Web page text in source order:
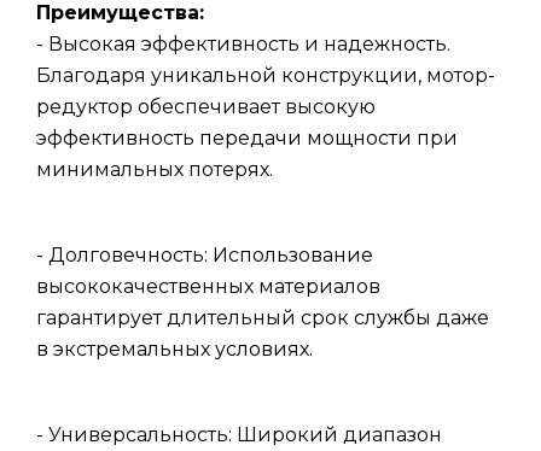
Преимущества:
- Высокая эффективность и надежность.
Благодаря уникальной конструкции, мотор-
редуктор обеспечивает высокую
эффективность передачи мощности при
минимальных потерях.
- Долговечность: Использование
высококачественных материалов
гарантирует длительный срок службы даже
в экстремальных условиях.
- Универсальность: Широкий диапазон